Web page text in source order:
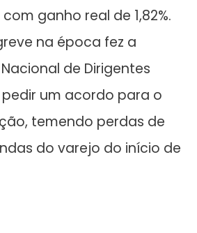
ganho real de 1,82%.
na época fez a
de Dirigentes
pedir um acordo para o
temendo perdas de
do varejo do início de